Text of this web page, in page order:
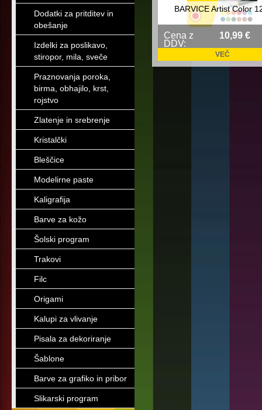
Dodatki za pritditev in
obešanje
Izdelki za poslikavo,
stiropor, mila, sveče
Praznovanja poroka,
birma, obhajilo, krst,
rojstvo
Zlatenje in srebrenje
Kristalčki
Bleščice
Modelirne paste
Kaligrafija
Barve za kožo
Šolski program
Trakovi
Filc
Origami
Kalupi za vlivanje
Pisala za dekoriranje
Šablone
Barve za grafiko in pribor
Slikarski program
BARVICE Artist Color
Cena z
DDV:
10,99 €
VEČ